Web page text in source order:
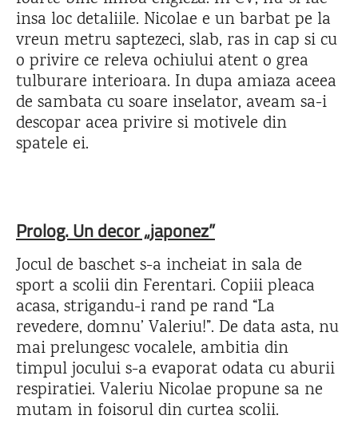
insa loc detaliile. Nicolae e un barbat pe la
vreun metru saptezeci, slab, ras in cap si cu
o privire ce releva ochiului atent o grea
tulburare interioara. In dupa amiaza aceea
de sambata cu soare inselator, aveam sa-i
descopar acea privire si motivele din
spatele ei.
Prolog. Un decor „japonez”
Jocul de baschet s-a incheiat in sala de
sport a scolii din Ferentari. Copiii pleaca
acasa, strigandu-i rand pe rand “La
revedere, domnu’ Valeriu!”. De data asta, nu
mai prelungesc vocalele, ambitia din
timpul jocului s-a evaporat odata cu aburii
respiratiei. Valeriu Nicolae propune sa ne
mutam in foisorul din curtea scolii.